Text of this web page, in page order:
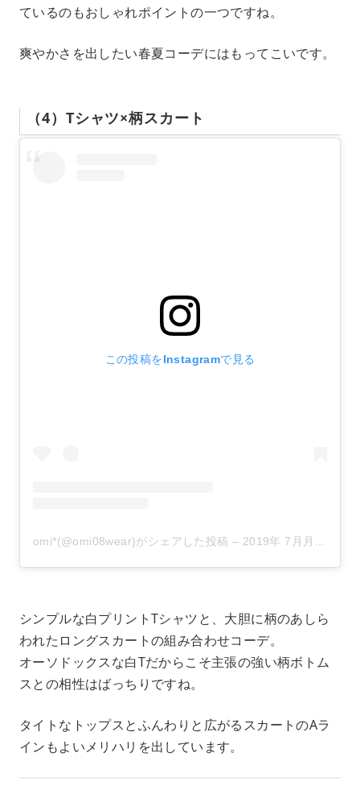
ているのもおしゃれポイントの一つですね。
爽やかさを出したい春夏コーデにはもってこいです。
（4）Tシャツ×柄スカート
この投稿をInstagramで見る
omi*(@omi08wear)がシェアした投稿 – 2019年 7月月3日午後3時12分PDT
シンプルな白プリントTシャツと、大胆に柄のあしら
われたロングスカートの組み合わせコーデ。
オーソドックスな白Tだからこそ主張の強い柄ボトム
スとの相性はばっちりですね。
タイトなトップスとふんわりと広がるスカートのAラ
インもよいメリハリを出しています。